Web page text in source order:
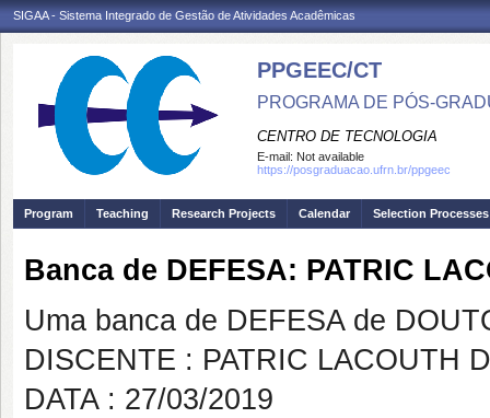
SIGAA - Sistema Integrado de Gestão de Atividades Acadêmicas
PPGEEC/CT
PROGRAMA DE PÓS-
CENTRO DE TECNOLOGIA
E-mail: Not available
https://posgraduacao.ufrn.br/ppgeec
Program Teaching Research Projects Calendar Selection Processes
Banca de DEFESA: PATRIC
Uma banca de DEFESA de
DISCENTE : PATRIC LACOUTH
DATA : 27/03/2019